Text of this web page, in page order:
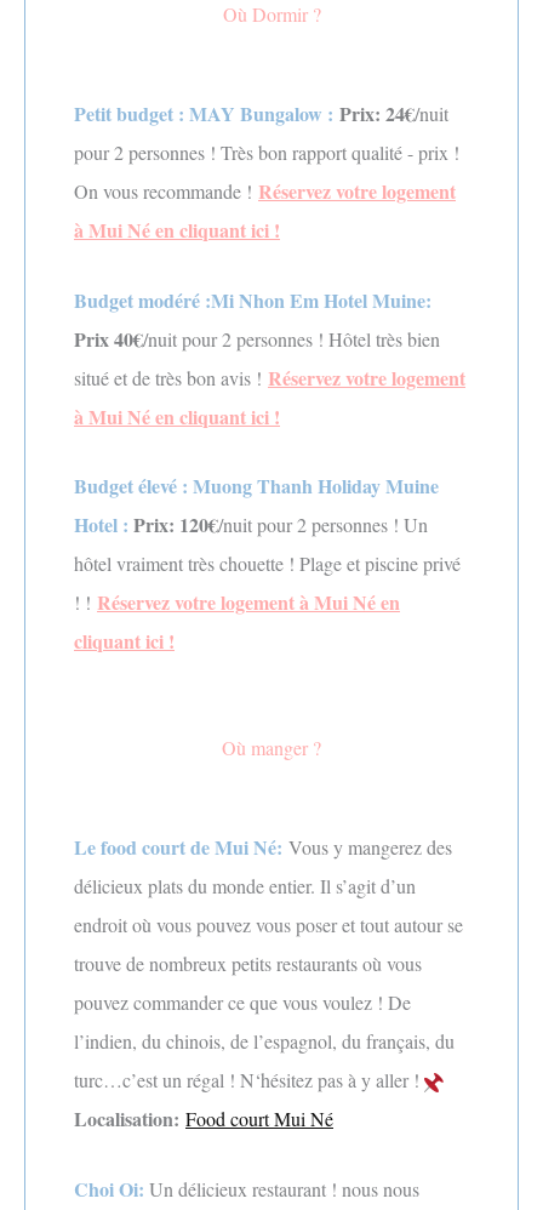
Où Dormir ?
Petit budget : MAY Bungalow : Prix: 24€/nuit
pour 2 personnes ! Très bon rapport qualité - prix !
On vous recommande ! Réservez votre logement
à Mui Né en cliquant ici !
Budget modéré :Mi Nhon Em Hotel Muine:
Prix 40€/nuit pour 2 personnes ! Hôtel très bien
situé et de très bon avis ! Réservez votre logement
à Mui Né en cliquant ici !
Budget élevé : Muong Thanh Holiday Muine
Hotel : Prix: 120€/nuit pour 2 personnes ! Un
hôtel vraiment très chouette ! Plage et piscine privé
! ! Réservez votre logement à Mui Né en
cliquant ici !
Où manger ?
Le food court de Mui Né: Vous y mangerez des
délicieux plats du monde entier. Il s’agit d’un
endroit où vous pouvez vous poser et tout autour se
trouve de nombreux petits restaurants où vous
pouvez commander ce que vous voulez ! De
l’indien, du chinois, de l’espagnol, du français, du
turc…c’est un régal ! N‘hésitez pas à y aller !
Localisation: Food court Mui Né
Choi Oi: Un délicieux restaurant ! nous nous